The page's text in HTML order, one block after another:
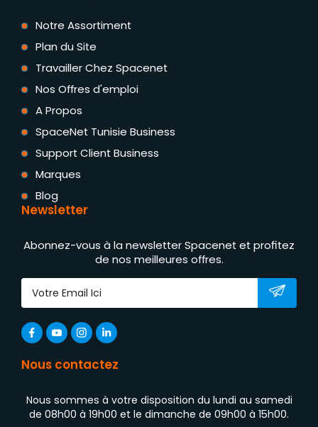
Notre Assortiment
Plan du Site
Travailler Chez Spacenet
Nos Offres d'emploi
A Propos
SpaceNet Tunisie Business
Support Client Business
Marques
Blog
Newsletter
Abonnez-vous à la newsletter Spacenet et profitez
de nos meilleures offres.
Nous contactez
Nous sommes à votre disposition du lundi au samedi
de 08h00 à 19h00 et le dimanche de 09h00 à 15h00.